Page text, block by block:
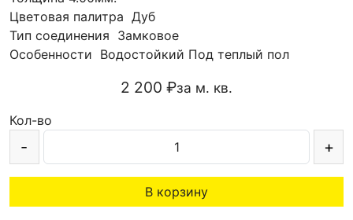
Цветовая палитра Дуб
Тип соединения Замковое
Особенности Водостойкий Под теплый пол
2 200 ₽за м. кв.
Кол-во
- +
В корзину